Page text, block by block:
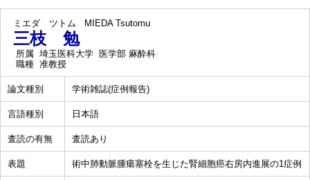
ミエダ ツトム MIEDA Tsutomu
三枝 勉
所属 埼玉医科大学 医学部 麻酔科
職種 准教授
論文種別 学術雑誌(症例報告)
言語種別 日本語
査読の有無 査読あり
表題 術中肺動脈腫瘍塞栓を生じた腎細胞癌右房内進展の1症例